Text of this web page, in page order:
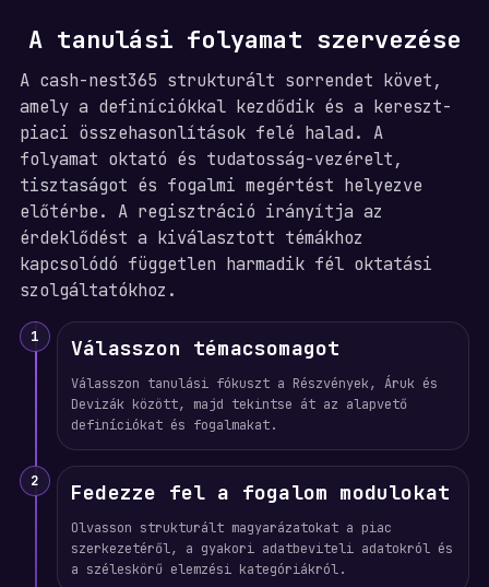
A tanulási folyamat szervezése
A cash-nest365 strukturált sorrendet követ,
amely a definíciókkal kezdődik és a kereszt-
piaci összehasonlítások felé halad. A
folyamat oktató és tudatosság-vezérelt,
tisztaságot és fogalmi megértést helyezve
előtérbe. A regisztráció irányítja az
érdeklődést a kiválasztott témákhoz
kapcsolódó független harmadik fél oktatási
szolgáltatókhoz.
1 Válasszon témacsomagot
Válasszon tanulási fókuszt a Részvények, Áruk és
Devizák között, majd tekintse át az alapvető
definíciókat és fogalmakat.
2 Fedezze fel a fogalom modulokat
Olvasson strukturált magyarázatokat a piac
szerkezetéről, a gyakori adatbeviteli adatokról és
a széleskörű elemzési kategóriákról.